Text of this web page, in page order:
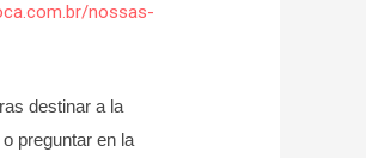
nossas-
destinar a la
preguntar en la